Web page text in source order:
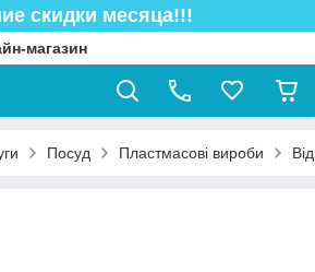
скидки месяца!!!
магазин
Посуд Пластмасові вироби